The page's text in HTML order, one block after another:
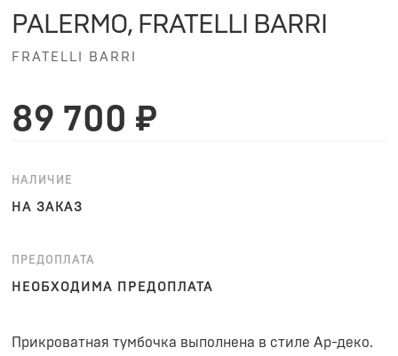
PALERMO, FRATELLI BARRI
FRATELLI BARRI
89 700 ₽
НАЛИЧИЕ
НА ЗАКАЗ
ПРЕДОПЛАТА
НЕОБХОДИМА ПРЕДОПЛАТА
Прикроватная тумбочка выполнена в стиле Ар-деко.